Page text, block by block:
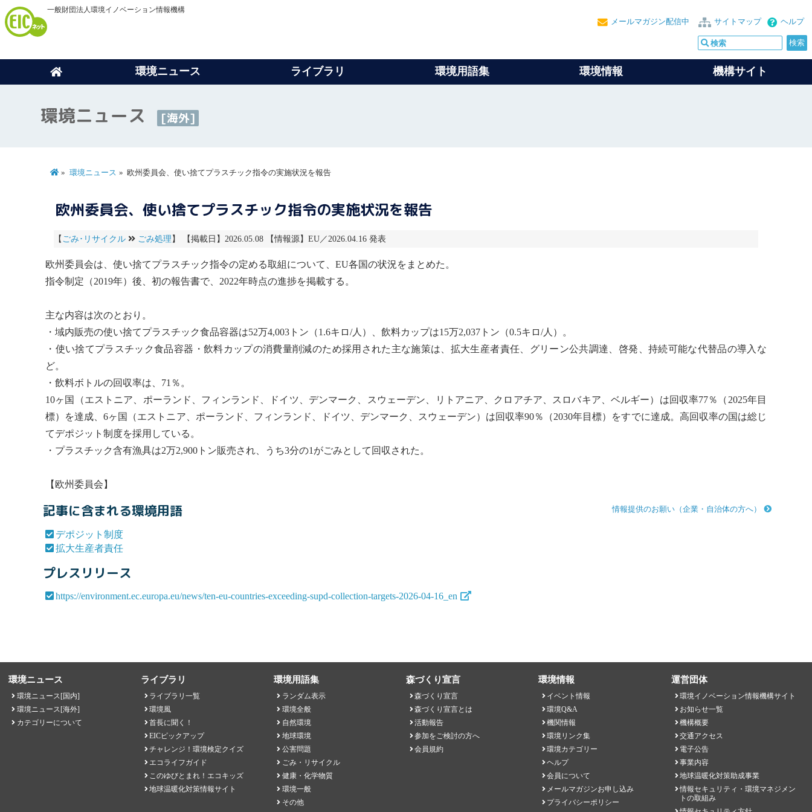
一般財団法人環境イノベーション情報機構
ヘルプ
サイトマップ
メールマガジン配信中
環境ニュース ライブラリ 環境用語集 環境情報 機構サイト
環境ニュース [海外]
環境ニュース 欧州委員会、使い捨てプラスチック指令の実施状況を報告
欧州委員会、使い捨てプラスチック指令の実施状況を報告
【 ごみ･リサイクル ごみ処理 】 【掲載日】2026.05.08 【情報源】EU／2026.04.16 発表
欧州委員会は、使い捨てプラスチック指令の定める取組について、EU各国の状況をまとめた。
指令制定（2019年）後、初の報告書で、2022年時点の進捗を掲載する。
主な内容は次のとおり。
・域内販売の使い捨てプラスチック食品容器は52万4,003トン（1.6キロ/人）、飲料カップは15万2,037トン（0.5キロ/人）。
・使い捨てプラスチック食品容器・飲料カップの消費量削減のため採用された主な施策は、 拡大生産者責任 、グリーン公共調達、啓発、持続可能な代替品の導入な
ど。
・飲料ボトルの回収率は、71％。
10ヶ国（エストニア、ポーランド、フィンランド、ドイツ、デンマーク、スウェーデン、リトアニア、クロアチア、スロバキア、ベルギー）は回収率77％（2025年目
標）を達成、6ヶ国（エストニア、ポーランド、フィンランド、ドイツ、デンマーク、スウェーデン）は回収率90％（2030年目標）をすでに達成。高回収率の国は総じ
てデポジット制度を採用している。
・プラスチック含有漁具は2万2,900トン販売され、うち3分の1がごみとして回収された。
【欧州委員会】
情報提供のお願い（企業・自治体の方へ）
記事に含まれる環境用語
デポジット制度
拡大生産者責任
プレスリリース
https://environment.ec.europa.eu/news/ten-eu-countries-exceeding-supd-collection-targets-2026-04-16_en
環境ニュース
環境ニュース[国内]
環境ニュース[海外]
カテゴリーについて
ライブラリ
ライブラリ一覧
環境風
首長に聞く！
EICピックアップ
チャレンジ！環境検定クイズ
エコライフガイド
このゆびとまれ！エコキッズ
地球温暖化対策情報サイト
環境用語集
ランダム表示
環境全般
自然環境
地球環境
公害問題
ごみ・リサイクル
健康・化学物質
環境一般
その他
森づくり宣言
森づくり宣言
森づくり宣言とは
活動報告
参加をご検討の方へ
会員規約
環境情報
イベント情報
環境Q&A
機関情報
環境リンク集
環境カテゴリー
ヘルプ
会員について
メールマガジンお申し込み
プライバシーポリシー
運営団体
環境イノベーション情報機構サイト
お知らせ一覧
機構概要
交通アクセス
電子公告
事業内容
地球温暖化対策助成事業
情報セキュリティ・環境マネジメン
トの取組み